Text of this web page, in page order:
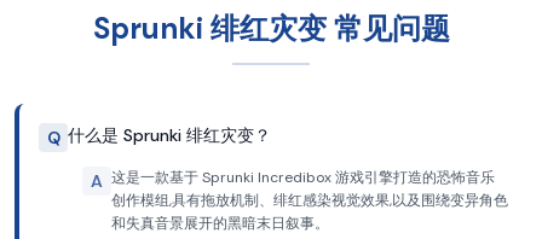
Sprunki 绯红灾变 常见问题
Q 什么是 Sprunki 绯红灾变？
A 这是一款基于 Sprunki Incredibox 游戏引擎打造的恐怖音乐
创作模组,具有拖放机制、绯红感染视觉效果,以及围绕变异角色
和失真音景展开的黑暗末日叙事。